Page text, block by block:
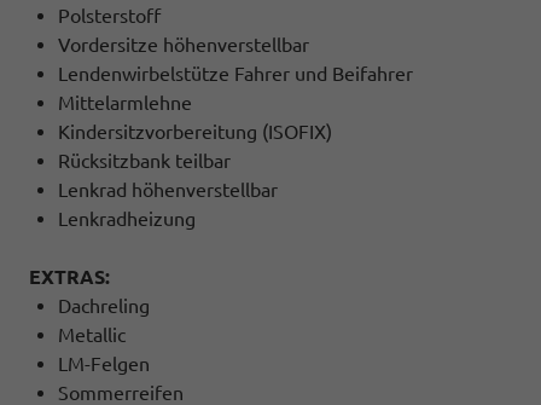
Polsterstoff
Vordersitze höhenverstellbar
Lendenwirbelstütze Fahrer und Beifahrer
Mittelarmlehne
Kindersitzvorbereitung (ISOFIX)
Rücksitzbank teilbar
Lenkrad höhenverstellbar
Lenkradheizung
EXTRAS:
Dachreling
Metallic
LM-Felgen
Sommerreifen